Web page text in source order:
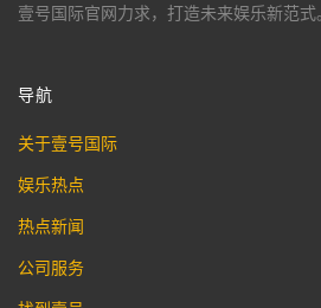
壹号国际官网力求，打造未来娱乐新范式
导航
关于壹号国际
娱乐热点
热点新闻
公司服务